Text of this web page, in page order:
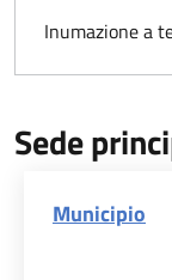
Inumazione a
Sede
Municipio